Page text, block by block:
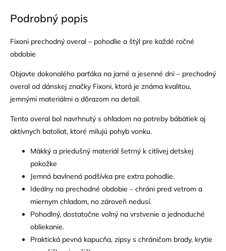
Podrobný popis
Fixoni prechodný overal – pohodlie a štýl pre každé ročné
obdobie
Objavte dokonalého parťáka na jarné a jesenné dni – prechodný
overal od dánskej značky Fixoni, ktorá je známa kvalitou,
jemnými materiálmi a dôrazom na detail.
Tento overal bol navrhnutý s ohľadom na potreby bábätiek aj
aktívnych batoliat, ktoré milujú pohyb vonku.
Mäkký a priedušný materiál šetrný k citlivej detskej
pokožke
Jemná bavlnená podšívka pre extra pohodlie.
Ideálny na prechodné obdobie – chráni pred vetrom a
miernym chladom, no zároveň nedusí.
Pohodlný, dostatočne voľný na vrstvenie a jednoduché
obliekanie.
Praktická pevná kapucňa, zipsy s chráničom brady, krytie